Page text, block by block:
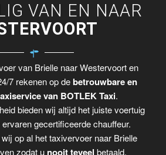
VAN EN NAAR
van Brielle naar Westervoort en
7 rekenen op debetrouwbare en
van BOTLEK Taxi.
bieden wij altijd het juiste voertuig
gecertificeerde chauffeur.
op al het taxivervoer naar Brielle
zodat u nooit teveel betaald.